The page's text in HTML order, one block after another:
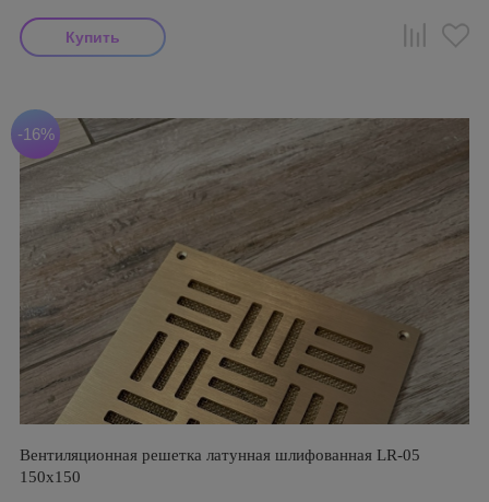
-16%
Вентиляционная решетка латунная шлифованная LR-05
150х150